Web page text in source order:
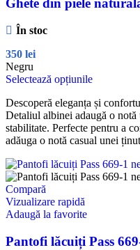
Ghete din piele
În stoc
350 lei
Negru
Selectează opțiunile
Descoperă eleganța și
Detaliul albinei adaugă o notă
stabilitate. Perfecte pentru a
adăuga o notă casual unei
Compară
Vizualizare rapidă
Adaugă la favorite
Pantofi lăcuiți Pass